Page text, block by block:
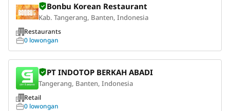
Bonbu Korean Restaurant
Kab. Tangerang, Banten, Indonesia
Restaurants
0 lowongan
PT INDOTOP BERKAH ABADI
Tangerang, Banten, Indonesia
Retail
0 lowongan